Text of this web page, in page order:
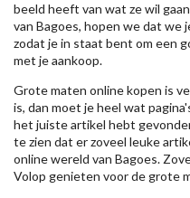
beeld heeft van wat ze wil
van Bagoes, hopen we dat we
zodat je in staat bent om een
met je aankoop.
Grote maten online kopen is
is, dan moet je heel wat
het juiste artikel hebt
te zien dat er zoveel leuke
online wereld van Bagoes.
Volop genieten voor de grote